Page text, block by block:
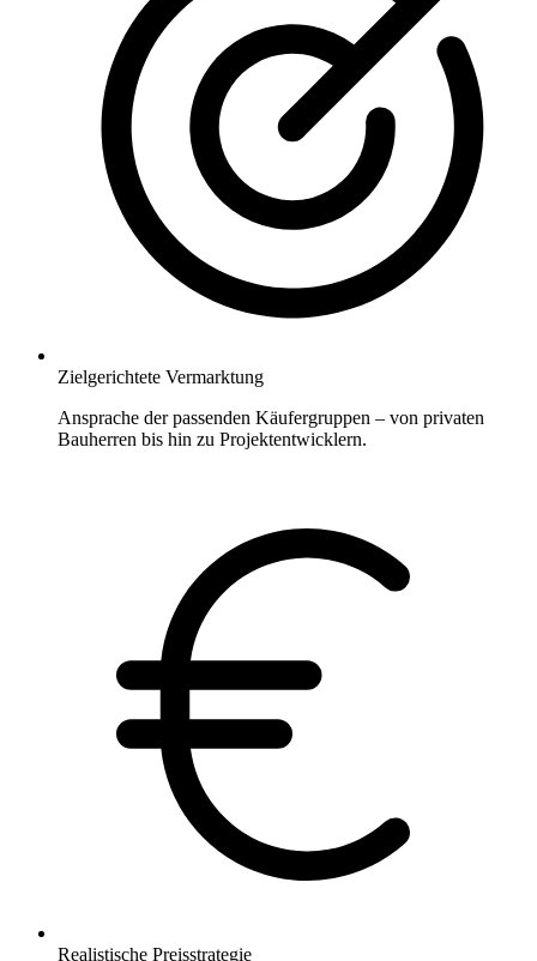
Zielgerichtete Vermarktung
Ansprache der passenden Käufergruppen – von privaten
Bauherren bis hin zu Projektentwicklern.
Realistische Preisstrategie